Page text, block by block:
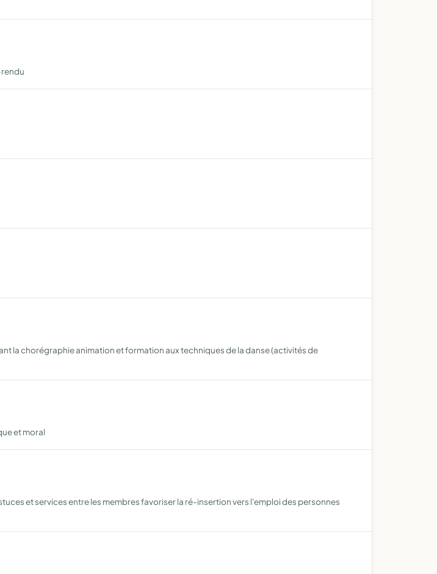
la chorégraphie animation et formation aux techniques de la danse (activités de
et moral
et services entre les membres favoriser la ré-insertion vers l'emploi des personnes